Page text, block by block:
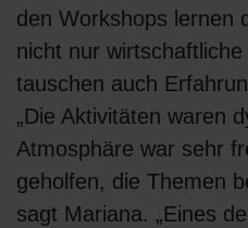
den Workshops lernen
nicht nur
tauschen auch
„Die Aktivitäten waren
Atmosphäre war sehr
geholfen, die Themen
sagt Mariana. „Eines